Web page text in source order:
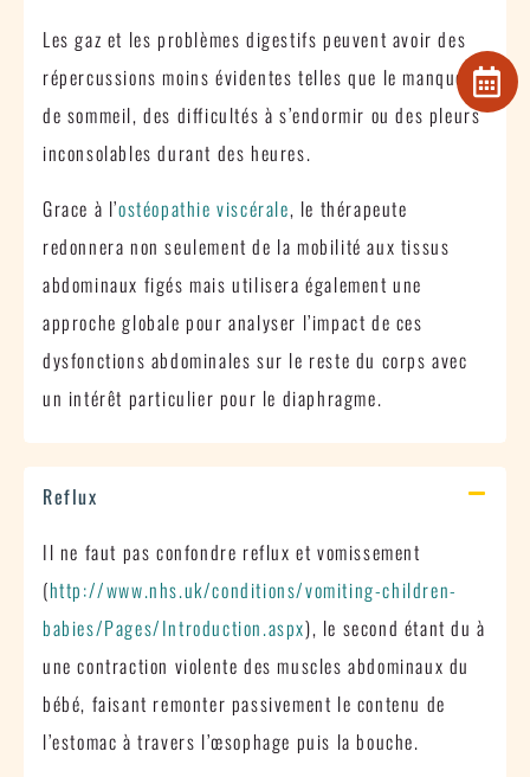
Les gaz et les problèmes digestifs peuvent avoir des
répercussions moins évidentes telles que le manque
de sommeil, des difficultés à s’endormir ou des pleurs
inconsolables durant des heures.
Grace à l’ostéopathie viscérale, le thérapeute
redonnera non seulement de la mobilité aux tissus
abdominaux figés mais utilisera également une
approche globale pour analyser l’impact de ces
dysfonctions abdominales sur le reste du corps avec
un intérêt particulier pour le diaphragme.
Reflux
Il ne faut pas confondre reflux et vomissement
(http://www.nhs.uk/conditions/vomiting-children-
babies/Pages/Introduction.aspx), le second étant du à
une contraction violente des muscles abdominaux du
bébé, faisant remonter passivement le contenu de
l’estomac à travers l’œsophage puis la bouche.